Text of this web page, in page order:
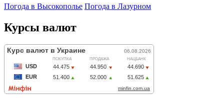
Погода в Высокополье Погода в Лазурном
Курсы валют